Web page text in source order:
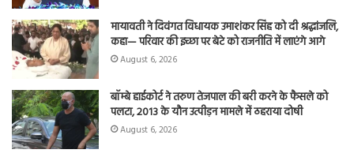
मायावती ने दिवंगत विधायक उमाशंकर सिंह को दी श्रद्धांजलि,
कहा— परिवार की इच्छा पर बेटे को राजनीति में लाएंगे आगे
August 6, 2026
बॉम्बे हाईकोर्ट ने तरुण तेजपाल की बरी करने के फैसले को
पलटा, 2013 के यौन उत्पीड़न मामले में ठहराया दोषी
August 6, 2026